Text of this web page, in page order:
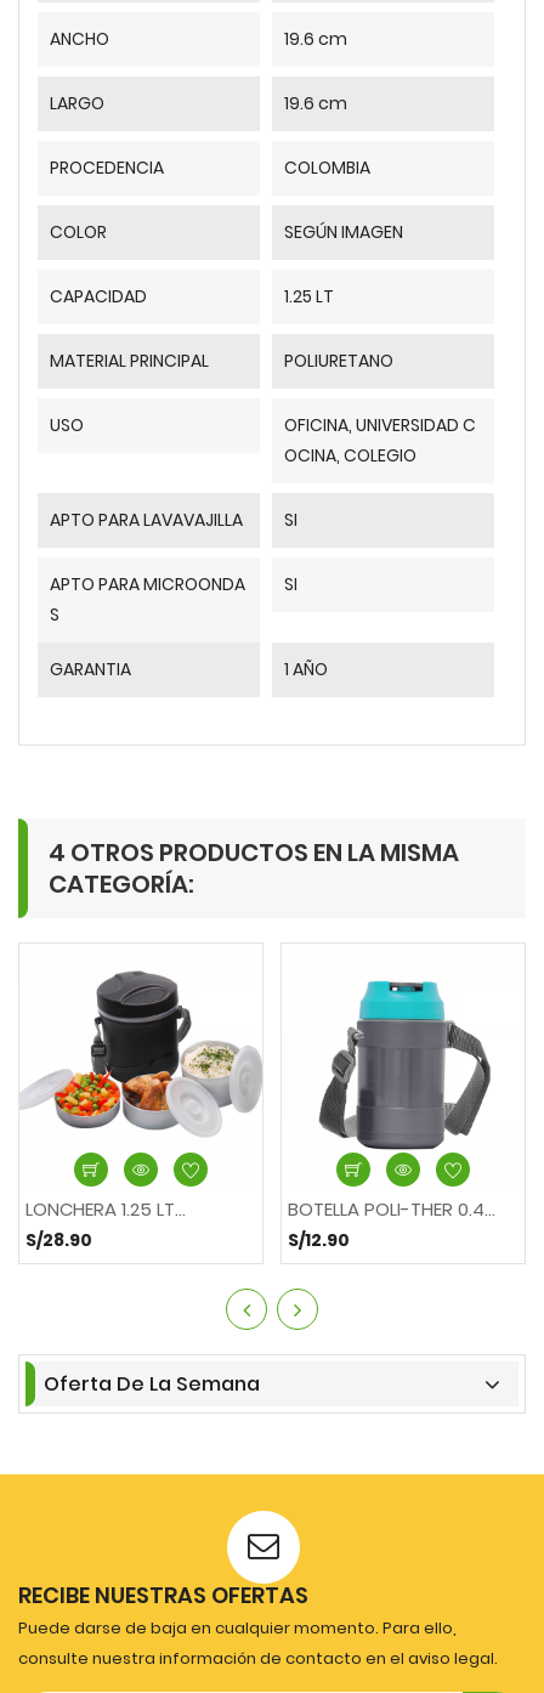
ANCHO 19.6 cm
LARGO 19.6 cm
PROCEDENCIA COLOMBIA
COLOR SEGÚN IMAGEN
CAPACIDAD 1.25 LT
MATERIAL PRINCIPAL POLIURETANO
USO
OFICINA, UNIVERSIDAD C
OCINA, COLEGIO
APTO PARA LAVAVAJILLA SI
APTO PARA MICROONDA
S
SI
GARANTIA 1 AÑO
4 OTROS PRODUCTOS EN LA MISMA
CATEGORÍA:
LONCHERA 1.25 LT...
S/28.90
BOTELLA POLI-THER 0.4...
S/12.90
Oferta De La Semana
RECIBE NUESTRAS OFERTAS
Puede darse de baja en cualquier momento. Para ello,
consulte nuestra información de contacto en el aviso legal.